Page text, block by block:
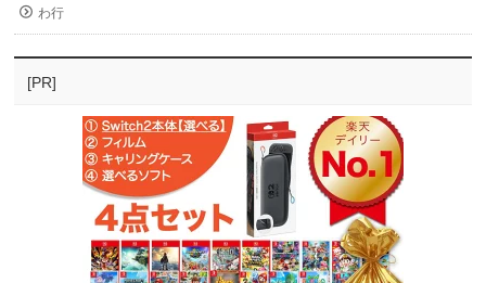
わ行
[PR]